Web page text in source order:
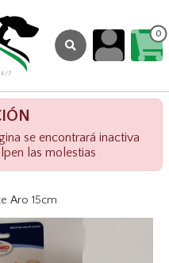
0
se encontrará inactiva
las molestias
Aro 15cm